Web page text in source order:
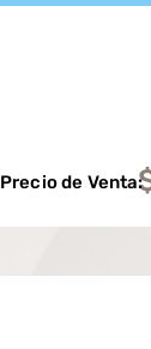
Precio de Venta: